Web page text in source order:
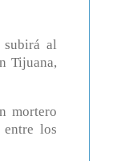
subirá al
Tijuana,
mortero
entre los